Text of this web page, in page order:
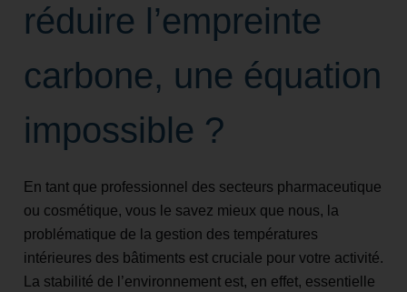
réduire l’empreinte
carbone, une équation
impossible ?
En tant que professionnel des secteurs pharmaceutique
ou cosmétique, vous le savez mieux que nous, la
problématique de la gestion des températures
intérieures des bâtiments est cruciale pour votre activité.
La stabilité de l’environnement est, en effet, essentielle